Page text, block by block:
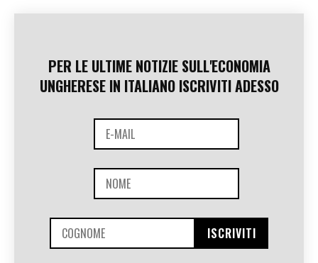
PER LE ULTIME NOTIZIE SULL'ECONOMIA
UNGHERESE IN ITALIANO ISCRIVITI ADESSO